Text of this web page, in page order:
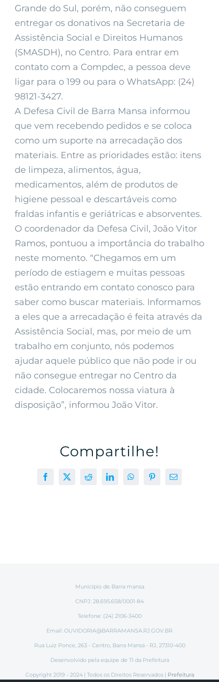
Grande do Sul, porém, não conseguem
entregar os donativos na Secretaria de
Assistência Social e Direitos Humanos
(SMASDH), no Centro. Para entrar em
contato com a Compdec, a pessoa deve
ligar para o 199 ou para o WhatsApp: (24)
98121-3427.
A Defesa Civil de Barra Mansa informou
que vem recebendo pedidos e se coloca
como um suporte na arrecadação dos
materiais. Entre as prioridades estão: itens
de limpeza, alimentos, água,
medicamentos, além de produtos de
higiene pessoal e descartáveis como
fraldas infantis e geriátricas e absorventes.
O coordenador da Defesa Civil, João Vitor
Ramos, pontuou a importância do trabalho
neste momento. “Chegamos em um
período de estiagem e muitas pessoas
estão entrando em contato conosco para
saber como buscar materiais. Informamos
a eles que a arrecadação é feita através da
Assistência Social, mas, por meio de um
trabalho em conjunto, nós podemos
ajudar aquele público que não pode ir ou
não consegue entregar no Centro da
cidade. Colocaremos nossa viatura à
disposição”, informou João Vitor.
Compartilhe!
Facebook
X RedditLinkedInWhatsAppPinterest
E-
Município de Barra mansa
CNPJ: 28.695.658/0001-84
Telefone: (24) 2106-3400
Email: OUVIDORIA@BARRAMANSA.RJ.GOV.BR
Rua Luiz Ponce, 263 - Centro, Barra Mansa - RJ, 27310-400
Desenvolvido pela equipe de TI da Prefeitura
Copyright 2019 - 2024 | Todos os Direitos Reservados | Prefeitura